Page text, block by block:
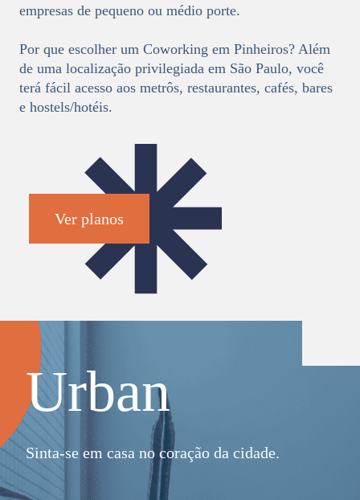
empresas de pequeno ou médio porte.
Por que escolher um Coworking em Pinheiros? Além
de uma localização privilegiada em São Paulo, você
terá fácil acesso aos metrôs, restaurantes, cafés, bares
e hostels/hotéis.
Ver planos
Urban
Sinta-se em casa no coração da cidade.